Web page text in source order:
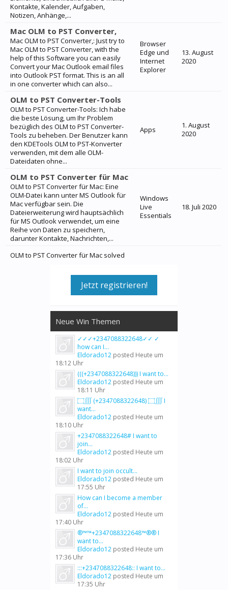
Kontakte, Kalender, Aufgaben,
Notizen, Anhänge,...
Mac OLM to PST Converter,
Mac OLM to PST Converter,: Just try to
Mac OLM to PST Converter, with the
help of this Software you can easily
Convert your Mac Outlook email files
into Outlook PST format. This is an all
in one converter which can also...
Browser
Edge und
Internet
Explorer
13. August
2020
OLM to PST Converter-Tools
OLM to PST Converter-Tools: Ich habe
die beste Lösung, um Ihr Problem
bezüglich des OLM to PST Converter-
Tools zu beheben. Der Benutzer kann
den KDETools OLM to PST-Konverter
verwenden, mit dem alle OLM-
Dateidaten ohne...
Apps
1. August
2020
OLM to PST Converter für Mac
OLM to PST Converter für Mac: Eine
OLM-Datei kann unter MS Outlook für
Mac verfügbar sein. Die
Dateierweiterung wird hauptsächlich
für MS Outlook verwendet, um eine
Reihe von Daten zu speichern,
darunter Kontakte, Nachrichten,...
Windows
Live
Essentials
18. Juli 2020
OLM to PST Converter für Mac solved
Jetzt registrieren!
Neue Win Themen
✓✓✓+2347088322648✓✓ ✓
how can I...
Eldorado12 posted Heute um
18:12 Uhr
(((+2347088322648))) I want to...
Eldorado12 posted Heute um
18:11 Uhr
۝∭ (+2347088322648) ۝∭ I
want...
Eldorado12 posted Heute um
18:10 Uhr
+2347088322648# I want to
join...
Eldorado12 posted Heute um
18:02 Uhr
I want to join occult...
Eldorado12 posted Heute um
17:55 Uhr
How can I become a member
of...
Eldorado12 posted Heute um
17:40 Uhr
®™™+2347088322648™®® I
want to...
Eldorado12 posted Heute um
17:36 Uhr
:::+2347088322648:: I want to...
Eldorado12 posted Heute um
17:35 Uhr